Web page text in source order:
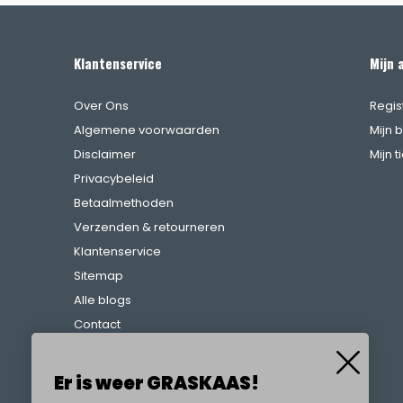
Klantenservice
Over Ons
Algemene voorwaarden
Disclaimer
Privacybeleid
Betaalmethoden
Verzenden & retourneren
Klantenservice
Sitemap
Alle blogs
Contact
Referenties
Mijn
Mijn
Mijn
Er is weer GRASKAAS!